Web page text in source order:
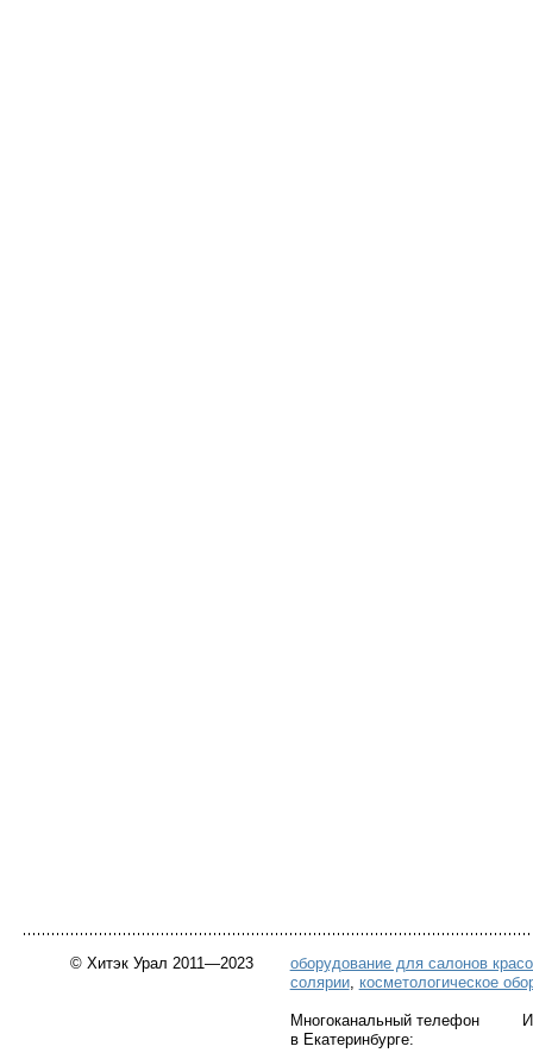
© Хитэк Урал 2011—2023
оборудование для салонов
солярии, косметологическое
Многоканальный телефон
в Екатеринбурге: